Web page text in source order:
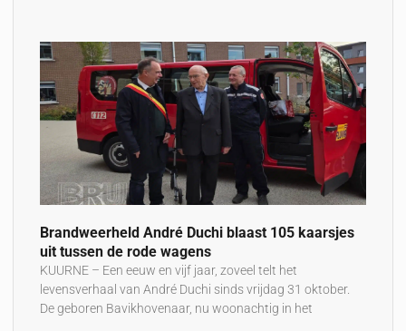
Brandweerheld André Duchi blaast 105 kaarsjes
uit tussen de rode wagens
KUURNE – Een eeuw en vijf jaar, zoveel telt het
levensverhaal van André Duchi sinds vrijdag 31 oktober.
De geboren Bavikhovenaar, nu woonachtig in het